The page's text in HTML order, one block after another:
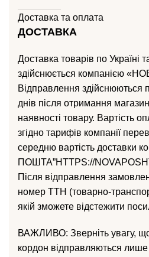
Доставка та оплата
ДОСТАВКА
Доставка товарів по Україні
здійснюється компанією
Відправлення здійснюються
днів після отримання
наявності товару. Вартість
згідно тарифів компанії
середню вартість доставки
ПОШТА”HTTPS://
Після відправлення
номер ТТН (товарно-
якій зможете відстежити
ВАЖЛИВО: Зверніть увагу,
кордон відправляються лише